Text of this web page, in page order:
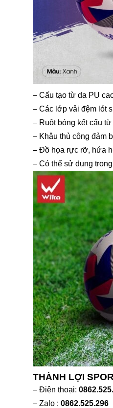
– Cấu tạo từ da PU
– Các lớp vải đệm lót
– Ruột bóng kết cấu
– Khâu thủ công đảm
– Đồ họa rực rỡ, hứa
– Có thể sử dụng
THÀNH LỢI
– Điện thoại:
– Zalo : 0862.525.296